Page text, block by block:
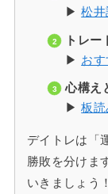
▶松井
トレー
▶ お
心構え
▶板読
デイトレは「
勝敗を分けま
いきましょう！